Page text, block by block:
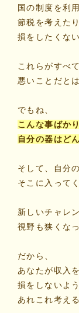
国の制度を利
節税を考えた
損をしたくな
これらがすべて
悪いことだと
でもね、
こんな事ばか
自分の器はど
そして、自分
そこに入って
新しいチャレ
視野も狭くな
だから、
あなたが収入
損をしないよ
あれこれ考え